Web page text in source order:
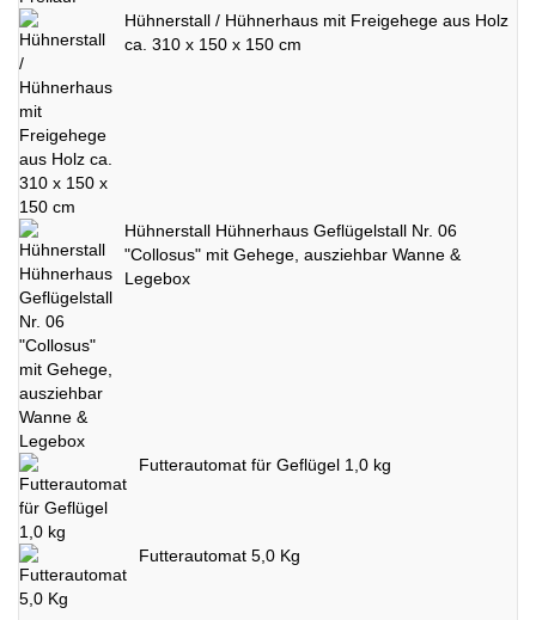
Hühnerstall / Hühnerhaus mit Freigehege aus Holz
ca. 310 x 150 x 150 cm
Hühnerstall Hühnerhaus Geflügelstall Nr. 06
"Collosus" mit Gehege, ausziehbar Wanne &
Legebox
Futterautomat für Geflügel 1,0 kg
Futterautomat 5,0 Kg